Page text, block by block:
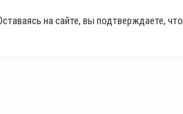
на сайте, вы подтверждаете, что